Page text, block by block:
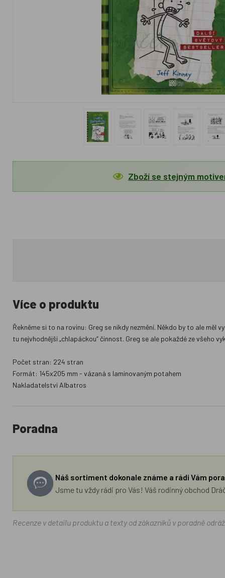
Zboží se stejným
Více o produktu
Řekněme si to na rovinu: Greg se nikdy nezmění. Někdo by to ale
tu nejvhodnější „chlapáckou“ činnost. Greg se ale pokaždé ze všeho
Počet stran: 224 stran
Formát: 145x205 mm - vázaná s laminovaným potahem
Nakladatelství Albatros
Poradna
Náš sortiment dokonale známe a rádi Vám
Jsme tu vždy rádi pro Vás! Váš rodinný obchod
Recenze v detailu produktu a texty od zákazníků v poradně